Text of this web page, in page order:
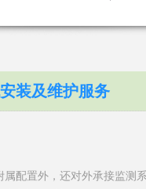
装及维护服务
置外，还对外承接监测